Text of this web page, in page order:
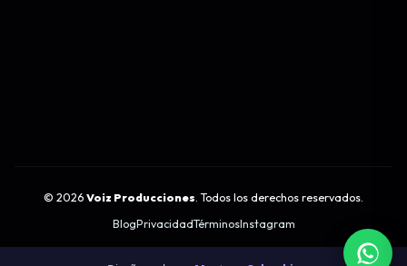
© 2026 Voiz Producciones . Todos los derechos reservados.
BlogPrivacidadTérminosInstagram